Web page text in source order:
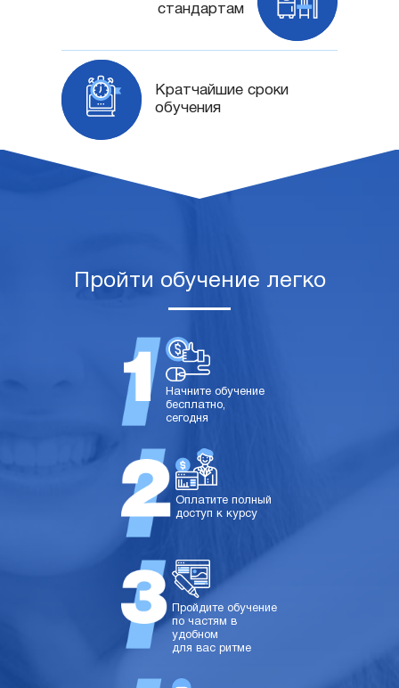
стандартам
Кратчайшие сроки
обучения
Пройти обучение легко
Начните обучение
бесплатно,
сегодня
Оплатите полный
доступ к курсу
Пройдите обучение
по частям в
удобном
для вас ритме